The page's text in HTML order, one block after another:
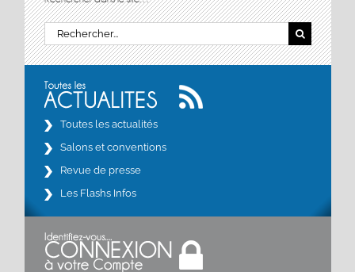
Rechercher:
Toutes les actualités
Salons et conventions
Revue de presse
Les Flashs Infos